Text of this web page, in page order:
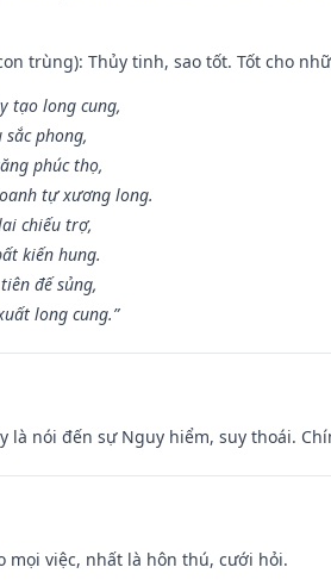
trùng): Thủy tinh, sao tốt. Tốt cho
tạo long cung,
phong,
phúc thọ,
tự xương long.
chiếu trợ,
kiến hung.
đế sủng,
long cung.”
là nói đến sự Nguy hiểm, suy thoái.
mọi việc, nhất là hôn thú, cưới hỏi.